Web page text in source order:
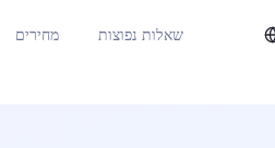
מחירים שאלות נפוצות